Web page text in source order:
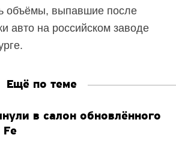
объёмы, выпавшие после
авто на российском заводе
Ещё по теме
в салон обновлённого
Fe